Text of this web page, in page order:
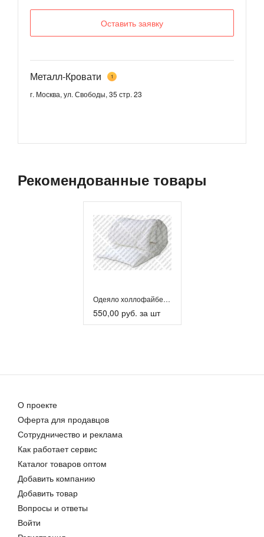
Оставить заявку
Металл-Кровати 1
г. Москва, ул. Свободы, 35 стр. 23
Рекомендованные товары
Одеяло холлофайбер ‘О-2’
550,00 руб. за шт
О проекте
Оферта для продавцов
Сотрудничество и реклама
Как работает сервис
Каталог товаров оптом
Добавить компанию
Добавить товар
Вопросы и ответы
Войти